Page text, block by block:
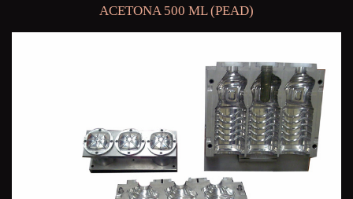
ACETONA 500 ML (PEAD)